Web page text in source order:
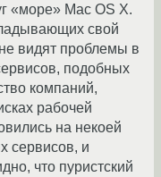
«море» Mac OS X.
свой
видят проблемы в
подобных
компаний,
рабочей
на некоей
сервисов, и
что пуристский